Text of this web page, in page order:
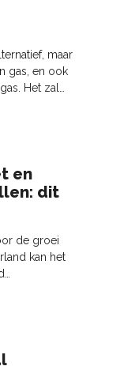
maar
gas, en ook
Het zal
en
dit
de groei
kan het